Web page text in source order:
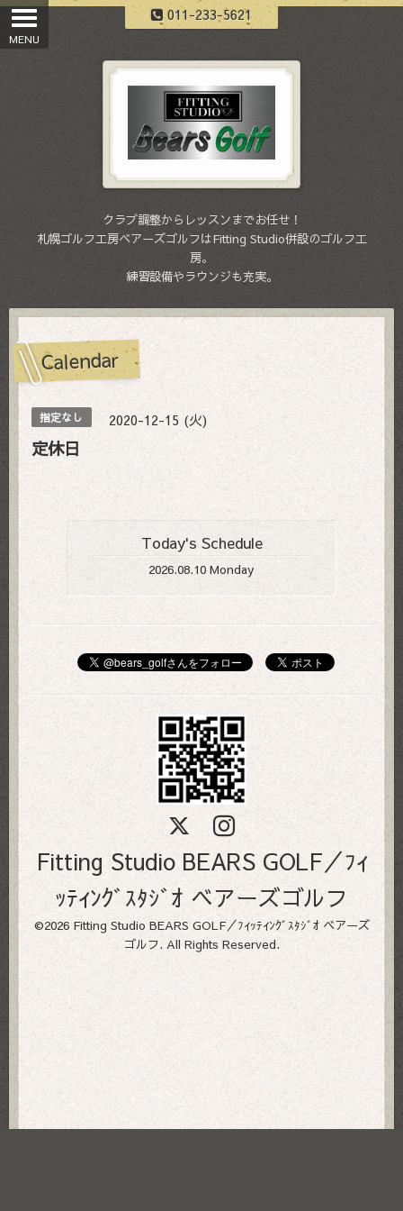
011-233-5621
クラブ調整からレッスンまでお任せ！
札幌ゴルフ工房ベアーズゴルフはFitting Studio併設のゴルフ工
房。
練習設備やラウンジも充実。
Calendar
指定なし 2020-12-15 (火)
定休日
Today's Schedule
2026.08.10 Monday
Fitting Studio BEARS GOLF／ﾌｨ
ｯﾃｨﾝｸﾞｽﾀｼﾞｵ ベアーズゴルフ
©2026 Fitting Studio BEARS GOLF／ﾌｨｯﾃｨﾝｸﾞｽﾀｼﾞｵ ベアーズ
ゴルフ. All Rights Reserved.